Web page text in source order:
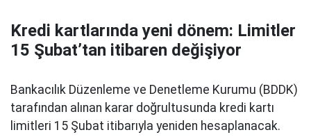
Kredi kartlarında yeni dönem: Limitler
15 Şubat’tan itibaren değişiyor
Bankacılık Düzenleme ve Denetleme Kurumu (BDDK)
tarafından alınan karar doğrultusunda kredi kartı
limitleri 15 Şubat itibarıyla yeniden hesaplanacak.